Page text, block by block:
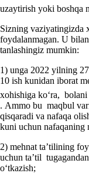
uzaytirish yoki boshqa
Sizning vaziyatingizda
foydalanmagan. U
tanlashingiz mumkin:
1) unga 2022 yilning
10 ish kunidan iborat
хohishiga koʻra,
. Ammo bu maqbul
qisqaradi va nafaqa
kuni uchun nafaqaning
2) mehnat ta’tilining
uchun ta’til
oʻtkazish;